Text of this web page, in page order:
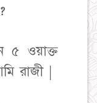
৫ ওয়াক্ত
রাজী |